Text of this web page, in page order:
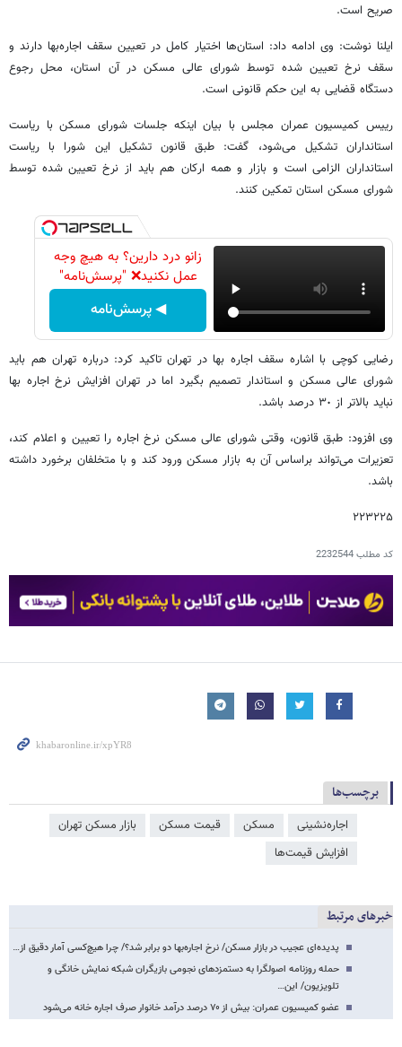
صریح است.
ایلنا نوشت: وی ادامه داد: استان‌ها اختیار کامل در تعیین سقف اجاره‌بها دارند و
سقف نرخ تعیین شده توسط شورای عالی مسکن در آن استان، محل رجوع
دستگاه قضایی به این حکم قانونی است.
رییس کمیسیون عمران مجلس با بیان اینکه جلسات شورای مسکن با ریاست
استانداران تشکیل می‌شود، گفت: طبق قانون تشکیل این شورا با ریاست
استانداران الزامی است و بازار و همه ارکان هم باید از نرخ تعیین شده توسط
شورای مسکن استان تمکین کنند.
زانو درد دارین؟ به هیچ وجه
عمل نکنید❌ "پرسش‌نامه"
◀ پرسش‌نامه
رضایی کوچی با اشاره سقف اجاره بها در تهران تاکید کرد: درباره تهران هم باید
شورای عالی مسکن و استاندار تصمیم بگیرد اما در تهران افزایش نرخ اجاره بها
نباید بالاتر از ٣٠ درصد باشد.
وی افزود: طبق قانون، وقتی شورای عالی مسکن نرخ اجاره‌ را تعیین و اعلام کند،
تعزیرات می‌تواند براساس آن به بازار مسکن ورود کند و با متخلفان برخورد داشته
باشد.
۲۲۳۲۲۵
کد مطلب2232544
برچسب‌ها
اجاره‌نشینی مسکن قیمت مسکن
بازار مسکن تهران
افزایش قیمت‌ها
خبرهای مرتبط
پدیده‌ای عجیب در بازار مسکن/ نرخ اجاره‌بها دو برابر شد؟/ چرا هیچ‌کسی آمار دقیق از…
حمله روزنامه اصولگرا به دستمزدهای نجومی بازیگران شبکه نمایش خانگی و
تلویزیون/ این…
عضو کمیسیون عمران: بیش از ۷۰ درصد درآمد خانوار صرف اجاره خانه می‌شود